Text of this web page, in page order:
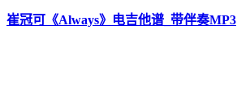
崔冠可《Always》电吉他谱_带伴奏MP3